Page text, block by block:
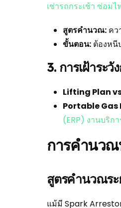
เช่ารถกระเช้า ซ่อม
สูตรคำนวณ: คว
ขั้นตอน: ต้องหนี
3. การเฝ้าระ
Lifting Plan
Portable
(ERP) งานบริก
การคำนวณ
สูตรคำนวณร
แม้มี Spark